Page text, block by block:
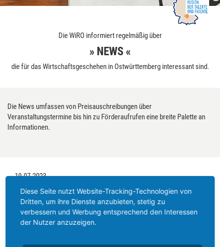
Die WiRO informiert regelmäßig über
» NEWS «
die für das Wirtschaftsgeschehen in Ostwürttemberg interessant sind.
Die News umfassen von Preisauschreibungen über
Veranstaltungstermine bis hin zu Förderaufrufen eine breite Palette an
Informationen.
19.07.2023
Ostalb Hackathon: 27. - 29.
Oktober 2023
Diese Seite nutzt Website-Tracking-Technologien von
Dritten, um ihre Dienste anzubieten, stetig zu
verbessern und Werbung entsprechend den Interessen
der Nutzer anzuzeigen.